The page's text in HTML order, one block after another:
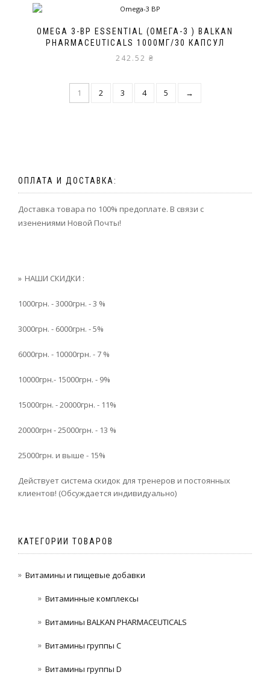
OMEGA 3-BP ESSENTIAL (ОМЕГА-3 ) BALKAN
PHARMACEUTICALS 1000МГ/30 КАПСУЛ
242.52 ₴
1 2 3 4 5 →
ОПЛАТА И ДОСТАВКА:
Доставка товара по 100% предоплате. В связи с
изенениями Новой Почты!
НАШИ СКИДКИ :
1000грн. - 3000грн. - 3 %
3000грн. - 6000грн. - 5%
6000грн. - 10000грн. - 7 %
10000грн.- 15000грн. - 9%
15000грн. - 20000грн. - 11%
20000грн - 25000грн. - 13 %
25000грн. и выше - 15%
Действует система скидок для тренеров и постоянных
клиентов! (Обсуждается индивидуально)
КАТЕГОРИИ ТОВАРОВ
Витамины и пищевые добавки
Витаминные комплексы
Витамины BALKAN PHARMACEUTICALS
Витамины группы C
Витамины группы D